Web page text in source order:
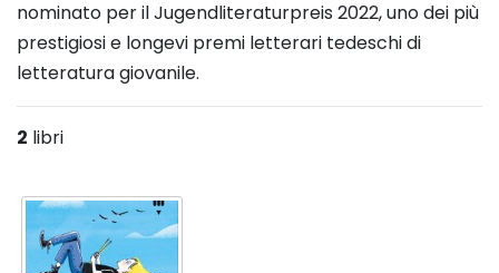
nominato per il Jugendliteraturpreis 2022, uno dei più
prestigiosi e longevi premi letterari tedeschi di
letteratura giovanile.
2 libri